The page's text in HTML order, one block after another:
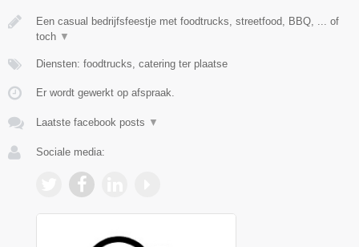
Een casual bedrijfsfeestje met foodtrucks, streetfood, BBQ, ... of
toch ▼
Diensten: foodtrucks, catering ter plaatse
Er wordt gewerkt op afspraak.
Laatste facebook posts ▼
Sociale media: